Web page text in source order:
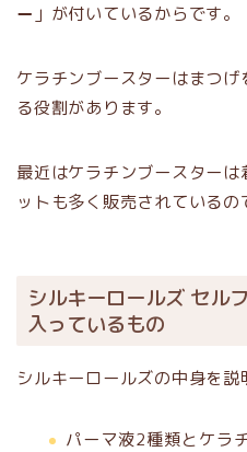
ー 」が付いているからです。
ケラチンブースターはまつ
る役割があります。
最近はケラチンブースター
ットも多く販売されている
シルキーロールズ セル
入っているもの
シルキーロールズの中身を説
パーマ液2種類とケラ